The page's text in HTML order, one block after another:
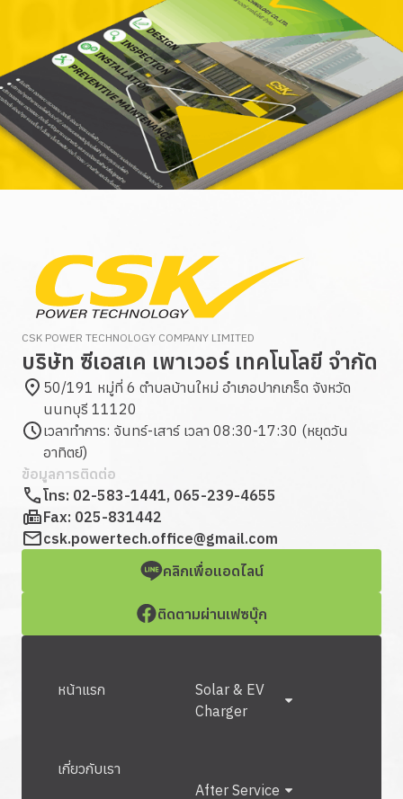
CSK POWER TECHNOLOGY COMPANY LIMITED
บริษัท ซีเอสเค เพาเวอร์ เทคโนโลยี จำกัด
50/191 หมู่ที่ 6 ตำบลบ้านใหม่ อำเภอปากเกร็ด จังหวัด
นนทบุรี 11120
เวลาทำการ: จันทร์-เสาร์ เวลา 08:30-17:30 (หยุดวัน
อาทิตย์)
ข้อมูลการติดต่อ
โทร: 02-583-1441, 065-239-4655
Fax: 025-831442
csk.powertech.office@gmail.com
คลิกเพื่อแอดไลน์
ติดตามผ่านเฟซบุ๊ก
หน้าแรก
เกี่ยวกับเรา
Solar & EV
Charger
After Service